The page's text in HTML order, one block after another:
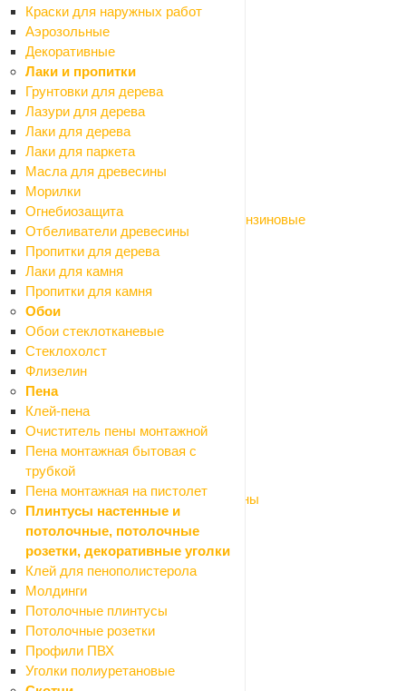
Краски для наружных работ
Аэрозольные
Декоративные
Лаки и пропитки
Грунтовки для дерева
Лазури для дерева
Лаки для дерева
Лаки для паркета
Масла для древесины
Морилки
Огнебиозащита
Отбеливатели древесины
Пропитки для дерева
Лаки для камня
Пропитки для камня
Обои
Обои стеклотканевые
Стеклохолст
Флизелин
Пена
Клей-пена
Очиститель пены монтажной
Пена монтажная бытовая с
трубкой
Пена монтажная на пистолет
Плинтусы настенные и
потолочные, потолочные
розетки, декоративные уголки
Клей для пенополистерола
Молдинги
Потолочные плинтусы
Потолочные розетки
Профили ПВХ
Уголки полиуретановые
Гайковерты
Генераторы
Граверы
Дрели сетевые
Клеящий электроинструмент
Компрессоры
Красящий электроинструмент
Крепежный электроинструмент
Лобзики
Миксеры строительные
Мотобуры, мотопомпы, виброплиты бензиновые
Мультитулы
Наборы электроинструмента
Ножницы по металлу эл.
Отбойные молотки
Отвертки аккумуляторные
Перфораторы
Пилы
Плиткорезы дисковые ручные
Пылесосы строительные
Рубанки эл.
Сварочные аппараты
Фены технические (строительные)
Фрезеры
Шлифмашины и полировальные машины
Штроборезы
Шуруповерты
Станки
Оборудование для мастерской
Назад
Оборудование для мастерской
Автомобильные аксессуары
Верстаки, подставки, распоры
Магнитные крепления